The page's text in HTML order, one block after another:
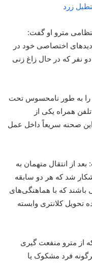
زرد
مترو او گفت:
اختصاصی خود در
نفر که در حال زاغ زنی
را به طور نامحسوس تحت
همراه یکی از
صحنه سریعاً داخل عمل
از انتقال متهمان به
شد که هر دو سابقه
که با هماهنگی‌های
تحویل کلانتری وابسته
از مترو منفعت گیری
فرد مشکوک یا